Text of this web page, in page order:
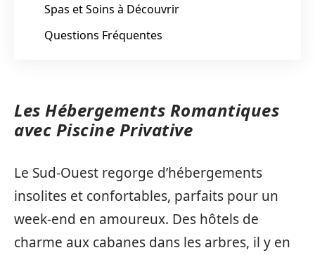
Spas et Soins à Découvrir
Questions Fréquentes
Les Hébergements Romantiques
avec Piscine Privative
Le Sud-Ouest regorge d’hébergements
insolites et confortables, parfaits pour un
week-end en amoureux. Des hôtels de
charme aux cabanes dans les arbres, il y en